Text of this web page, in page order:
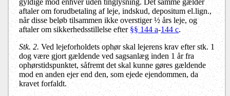
gyldige mod enhver uden tinglysning. Det samme gælder
aftaler om forudbetaling af leje, indskud, depositum el.lign.,
når disse beløb tilsammen ikke overstiger ½ års leje, og
aftaler om sikkerhedsstillelse efter§§ 144 a-144 c.
Stk. 2. Ved lejeforholdets ophør skal lejerens krav efter stk. 1
dog være gjort gældende ved sagsanlæg inden 1 år fra
ophørstidspunktet, såfremt det skal kunne gøres gældende
mod en anden ejer end den, som ejede ejendommen, da
kravet forfaldt.